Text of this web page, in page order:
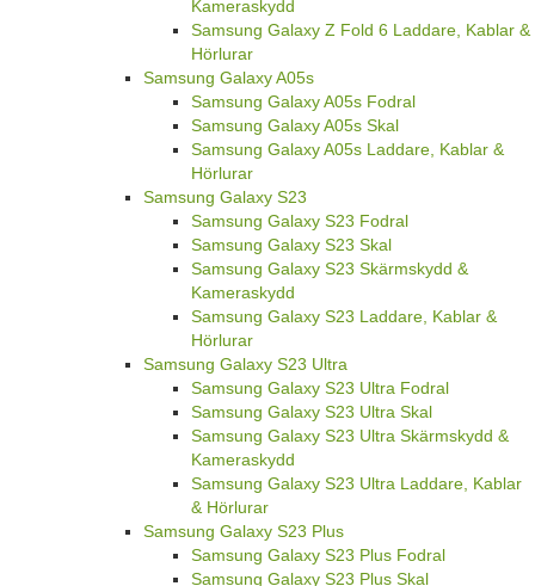
Kameraskydd
Samsung Galaxy Z Fold 6 Laddare, Kablar &
Hörlurar
Samsung Galaxy A05s
Samsung Galaxy A05s Fodral
Samsung Galaxy A05s Skal
Samsung Galaxy A05s Laddare, Kablar &
Hörlurar
Samsung Galaxy S23
Samsung Galaxy S23 Fodral
Samsung Galaxy S23 Skal
Samsung Galaxy S23 Skärmskydd &
Kameraskydd
Samsung Galaxy S23 Laddare, Kablar &
Hörlurar
Samsung Galaxy S23 Ultra
Samsung Galaxy S23 Ultra Fodral
Samsung Galaxy S23 Ultra Skal
Samsung Galaxy S23 Ultra Skärmskydd &
Kameraskydd
Samsung Galaxy S23 Ultra Laddare, Kablar
& Hörlurar
Samsung Galaxy S23 Plus
Samsung Galaxy S23 Plus Fodral
Samsung Galaxy S23 Plus Skal